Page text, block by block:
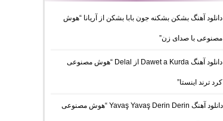
دانلود آهنگ بشکن بشکنه جون بابا بشکن از آریانا “هوش
مصنوعی با صدای زن”
دانلود آهنگ Dawet a Kurda از Delal “هوش مصنوعی
کرد ترند اینستا”
دانلود آهنگ Yavaş Yavaş Derin Derin “هوش مصنوعی